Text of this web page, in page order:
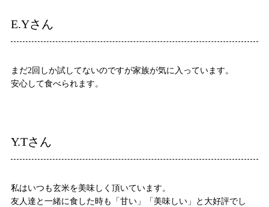
E.Yさん
まだ2回しか試してないのですが家族が気に入っています。
安心して食べられます。
Y.Tさん
私はいつも玄米を美味しく頂いています。
友人達と一緒に食した時も「甘い」「美味しい」と大好評でし